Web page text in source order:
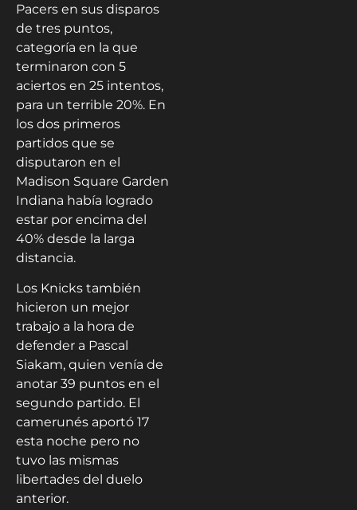
Pacers en sus disparos
de tres puntos,
categoría en la que
terminaron con 5
aciertos en 25 intentos,
para un terrible 20%. En
los dos primeros
partidos que se
disputaron en el
Madison Square Garden
Indiana había logrado
estar por encima del
40% desde la larga
distancia.
Los Knicks también
hicieron un mejor
trabajo a la hora de
defender a Pascal
Siakam, quien venía de
anotar 39 puntos en el
segundo partido. El
camerunés aportó 17
esta noche pero no
tuvo las mismas
libertades del duelo
anterior.